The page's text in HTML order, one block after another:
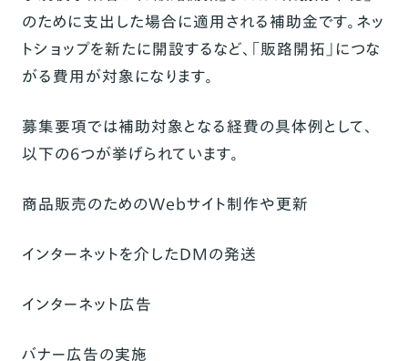
のために支出した場合に適用される補助金です。ネッ
トショップを新たに開設するなど、「販路開拓」につな
がる費用が対象になります。
募集要項では補助対象となる経費の具体例として、
以下の6つが挙げられています。
商品販売のためのWebサイト制作や更新
インターネットを介したDMの発送
インターネット広告
バナー広告の実施